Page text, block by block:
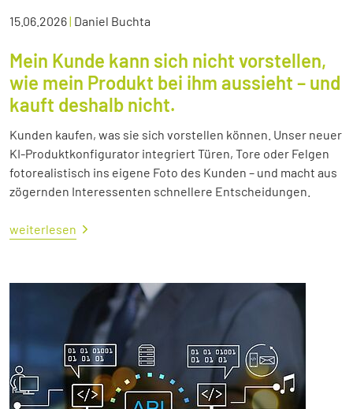
15.06.2026| Daniel Buchta
Mein Kunde kann sich nicht vorstellen,
wie mein Produkt bei ihm aussieht – und
kauft deshalb nicht.
Kunden kaufen, was sie sich vorstellen können. Unser neuer
KI-Produktkonfigurator integriert Türen, Tore oder Felgen
fotorealistisch ins eigene Foto des Kunden – und macht aus
zögernden Interessenten schnellere Entscheidungen.
weiterlesen